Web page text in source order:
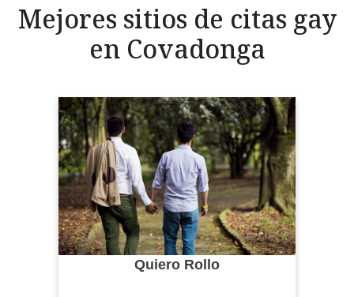
Mejores sitios de citas gay
en Covadonga
Quiero Rollo